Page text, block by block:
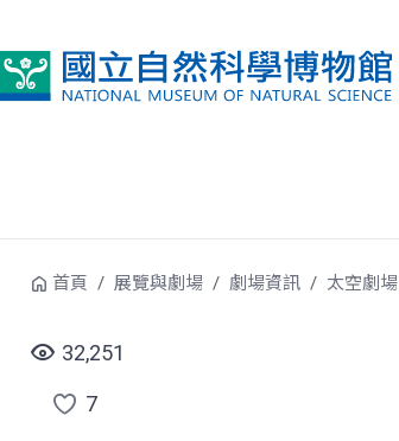
首頁 展覽與劇場 劇場資訊 太空劇場
32,251
點
7